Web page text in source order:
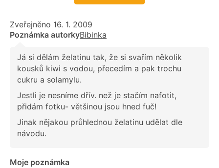
Zveřejněno 16. 1. 2009
Poznámka autorkyBibinka
Já si dělám želatinu tak, že si svařím několik
kousků kiwi s vodou, přecedím a pak trochu
cukru a solamylu.
Jestli je nesníme dřív. než je stačím nafotit,
přidám fotku- většinou jsou hned fuč!
Jinak nějakou průhlednou želatinu udělat dle
návodu.
Moje poznámka